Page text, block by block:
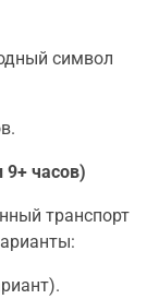
символ
часов)
транспорт